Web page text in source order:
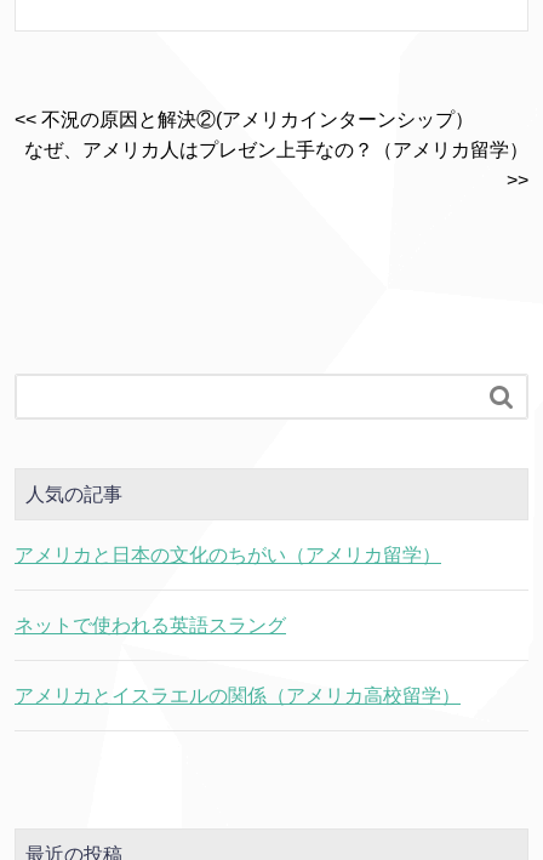
<< 不況の原因と解決②(アメリカインターンシップ）
なぜ、アメリカ人はプレゼン上手なの？（アメリカ留学）
>>

人気の記事
アメリカと日本の文化のちがい（アメリカ留学）
ネットで使われる英語スラング
アメリカとイスラエルの関係（アメリカ高校留学）
最近の投稿